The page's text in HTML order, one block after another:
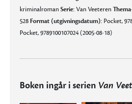
kriminalromanSerie:Van Veeteren
528 Format (utgivningsdatum): Pocket,
Pocket, 9789100107024 (2005-08-18)
Boken ingår i serien Van